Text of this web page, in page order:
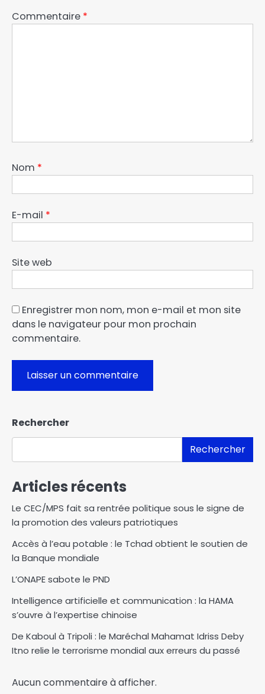
Commentaire *
Nom *
E-mail *
Site web
Enregistrer mon nom, mon e-mail et mon site
dans le navigateur pour mon prochain
commentaire.
Rechercher
Rechercher
Articles récents
Le CEC/MPS fait sa rentrée politique sous le signe de
la promotion des valeurs patriotiques
Accès à l’eau potable : le Tchad obtient le soutien de
la Banque mondiale
L’ONAPE sabote le PND
Intelligence artificielle et communication : la HAMA
s’ouvre à l’expertise chinoise
De Kaboul à Tripoli : le Maréchal Mahamat Idriss Deby
Itno relie le terrorisme mondial aux erreurs du passé
Aucun commentaire à afficher.